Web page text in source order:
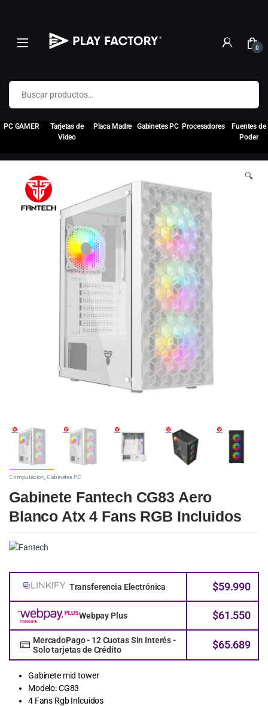
0
Buscar por:
PC GAMER
Tarjetas de
Video
Placa Madre Gabinetes PC Procesadores
Fuentes de
Poder
🔍
Computacion ,Gabinetes PC
Gabinete Fantech CG83 Aero
Blanco Atx 4 Fans RGB Incluidos
Transferencia Electrónica $59.990
Webpay Plus $61.550
MercadoPago - 12 Cuotas Sin Interés -
Solo tarjetas de Crédito
$65.689
Gabinete mid tower
Modelo: CG83
4 Fans Rgb Inlcuidos